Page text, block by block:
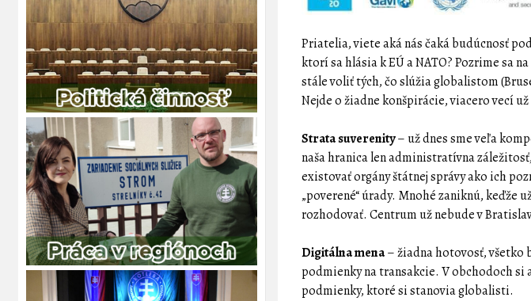
Priatelia, viete aká nás čaká budúcnosť
ktorí sa hlásia k EÚ a NATO? Pozrime sa
stále voliť tých, čo slúžia globalistom
Nejde o žiadne konšpirácie, viacero vecí
Strata suverenity– už dnes sme veľa
naša hranica len administratívna
existovať orgány štátnej správy ako ich
„poverené“ úrady. Mnohé zaniknú, keďže
rozhodovať. Centrum už nebude v
Digitálna mena– žiadna hotovosť, všetko
podmienky na transakcie. V obchodoch
podmienky, ktoré si stanovia globalisti.